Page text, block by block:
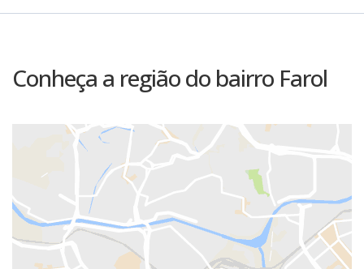
Conheça a região do bairro Farol